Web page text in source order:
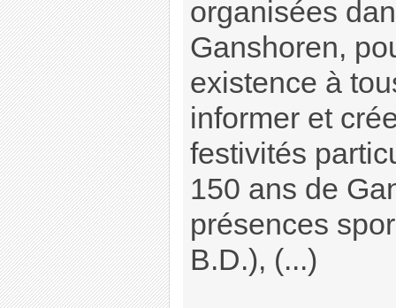
organisées
Ganshoren,
existence à
informer et
festivités
150 ans de
présences
B.D.), (...)